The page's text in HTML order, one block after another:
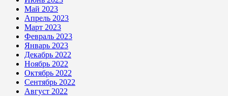
Май 2023
Апрель 2023
Март 2023
Февраль 2023
Январь 2023
Декабрь 2022
Ноябрь 2022
Октябрь 2022
Сентябрь 2022
Август 2022